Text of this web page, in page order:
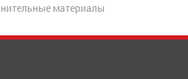
материалы